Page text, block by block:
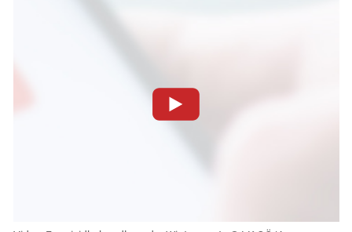
einsehen und korrigieren